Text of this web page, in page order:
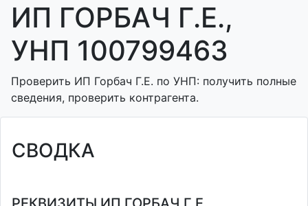
ИП ГОРБАЧ Г.Е.,
УНП 100799463
Проверить ИП Горбач Г.Е. по УНП: получить полные
сведения, проверить контрагента.
СВОДКА